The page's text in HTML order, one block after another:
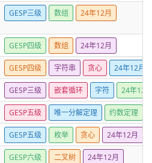
GESP三级 数组 24年12月
GESP四级 数组 24年12月
GESP四级 字符串 贪心 24年12月
GESP三级 嵌套循环 字符 24年12
GESP五级 唯一分解定理 约数定理
GESP五级 枚举 贪心 24年12月
GESP六级 二叉树 24年12月